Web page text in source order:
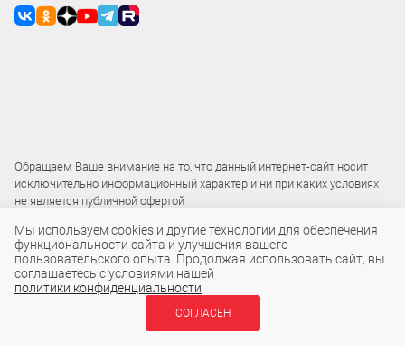
Обращаем Ваше внимание на то, что данный интернет-сайт носит
исключительно информационный характер и ни при каких условиях
не является публичной офертой
2015 – 2026 © ООО «Локос»
В КОРЗИНУ
Мы используем cookies и другие технологии для обеспечения
функциональности сайта и улучшения вашего
пользовательского опыта. Продолжая использовать сайт, вы
соглашаетесь с условиями нашей
политики конфиденциальности
СОГЛАСЕН